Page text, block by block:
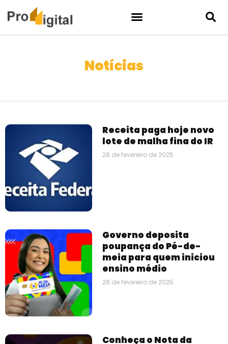
Notícias
Receita paga hoje novo
lote de malha fina do IR
28 de fevereiro de 2025
Governo deposita
poupança do Pé-de-
meia para quem iniciou
ensino médio
28 de fevereiro de 2025
Conheça o Nota da